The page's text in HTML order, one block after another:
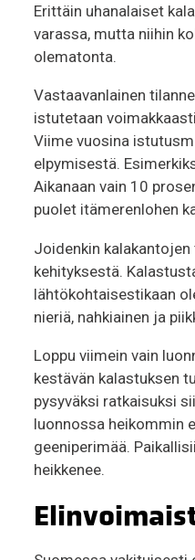
Erittäin uhanalaiset
varassa, mutta niihin
olematonta.
Vastaavanlainen
istutetaan
Viime vuosina
elpymisestä.
Aikanaan vain 10
puolet itämerenlohen
Joidenkin
kehityksestä.
lähtökohtaisestikaan
nieriä, nahkiainen ja
Loppu viimein vain
kestävän kalastuksen
pysyväksi ratkaisuksi
luonnossa heikommin
geeniperimää.
heikkenee.